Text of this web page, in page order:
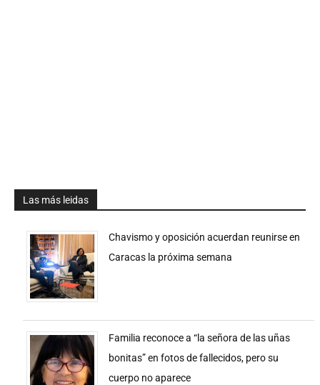
Las más leidas
Chavismo y oposición acuerdan reunirse en
Caracas la próxima semana
Familia reconoce a “la señora de las uñas
bonitas” en fotos de fallecidos, pero su
cuerpo no aparece